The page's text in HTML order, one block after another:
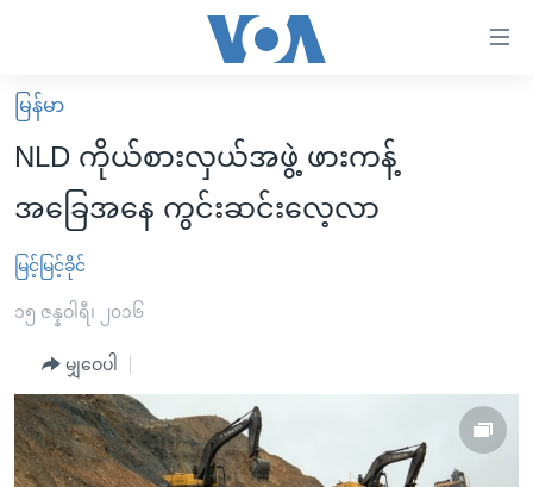
လွယ်ကူ
စေ
များ
ပင်မ
ကျော်
ကြည့်
ရန်
မူလစာမျက်နှာ
မြန်မာ
ကမ္ဘာ့သတင်းများ
နိုင်ငံတကာ
အမေရိကန်
အစ္စရေး-ပါလက်စတိုင်း
ဗွီဒီယို
သတင်းလွတ်လပ်ခွင့်
အင်္ဂလိပ်စာလေ့လာမယ်
အမေရိကန်သုံးအီဒီယံ
မကြေးမုံရဲ့ အင်္ဂလိပ်စာ
အပတ်စဉ်ကဏ္ဍများ
ရေဒီယို
ရေဒီယိုနှင့်ရုပ်သံ အချက်အလက်များ
မြန်မာ
NLD ကိုယ်စားလှယ်အဖွဲ့ ဖားကန့်
အခြေအနေ ကွင်းဆင်းလေ့လာ
မြင့်မြင့်ခိုင်
၁၅ ဇန္နဝါရီ၊ ၂၀၁၆
မျှဝေပါ